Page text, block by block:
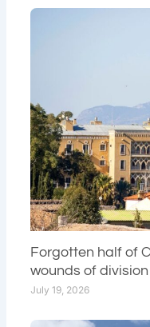
Forgotten half of
wounds of division
July 19, 2026